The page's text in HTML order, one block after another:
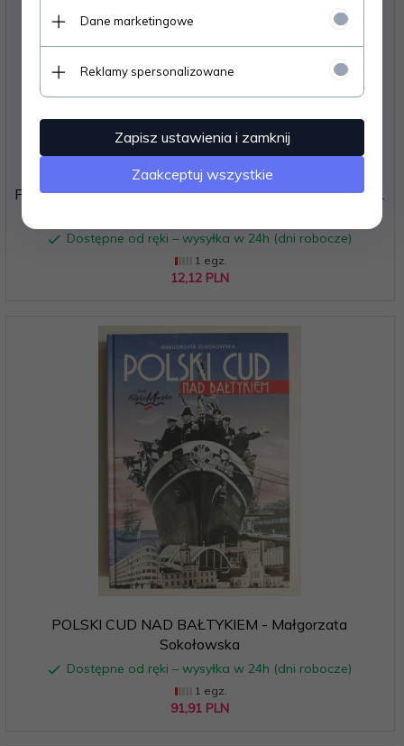
PIELGRZYMKI JANA PAWŁA II DO POLSKI 1979 – 1991
Dostępne od ręki – wysyłka w 24h (dni robocze)
1 egz.
12,12 PLN
POLSKI CUD NAD BAŁTYKIEM - Małgorzata
Sokołowska
Dostępne od ręki – wysyłka w 24h (dni robocze)
1 egz.
91,91 PLN
Dane marketingowe
Reklamy spersonalizowane
Zapisz ustawienia i zamknij
Zaakceptuj wszystkie